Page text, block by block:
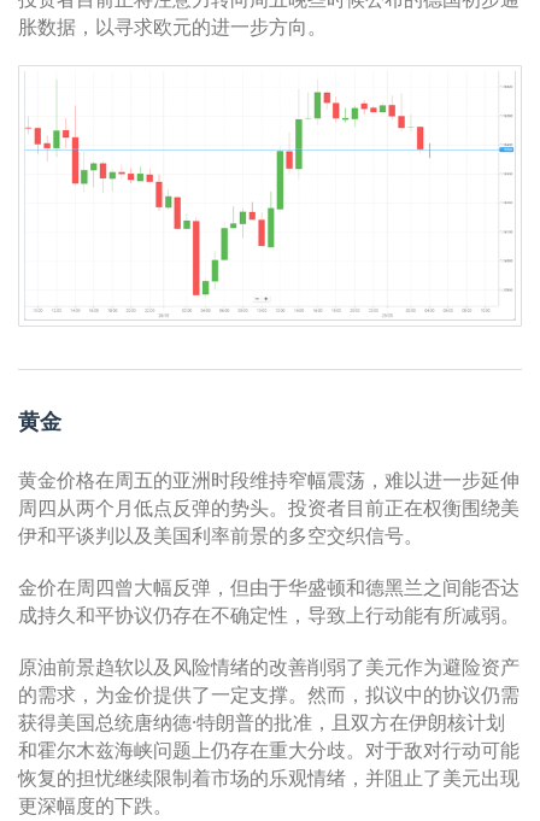
胀数据，以寻求欧元的进一步方向。
黄金
黄金价格在周五的亚洲时段维持窄幅震荡，难以进一步延伸
周四从两个月低点反弹的势头。投资者目前正在权衡围绕美
伊和平谈判以及美国利率前景的多空交织信号。
金价在周四曾大幅反弹，但由于华盛顿和德黑兰之间能否达
成持久和平协议仍存在不确定性，导致上行动能有所减弱。
原油前景趋软以及风险情绪的改善削弱了美元作为避险资产
的需求，为金价提供了一定支撑。然而，拟议中的协议仍需
获得美国总统唐纳德·特朗普的批准，且双方在伊朗核计划
和霍尔木兹海峡问题上仍存在重大分歧。对于敌对行动可能
恢复的担忧继续限制着市场的乐观情绪，并阻止了美元出现
更深幅度的下跌。